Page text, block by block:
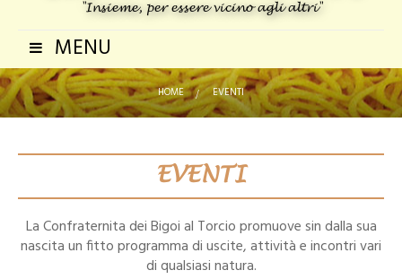
"Insieme, per essere vicino agli altri"
Navigazione
Toggle
MENU
HOME > EVENTI
EVENTI
La Confraternita dei Bigoi al Torcio promuove sin dalla sua
nascita un fitto programma di uscite, attività e incontri vari
di qualsiasi natura.